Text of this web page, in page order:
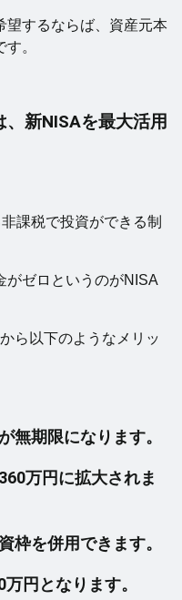
望するならば、資産元本
。
、新NISAを最大活用
課税で投資ができる制
がゼロというのがNISA
ら以下のようなメリッ
無期限になります。
万円に拡大されま
枠を併用できます。
円となります。